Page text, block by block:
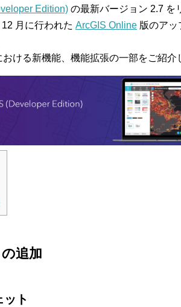
Edition) の最新バージョン 2.7 を
月に行われた ArcGIS Online 版のアッ
ける新機能、機能拡張の一部をご紹介
追加
ット